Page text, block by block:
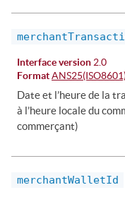
Interface version 2.0
Format
Date et l’heure de la
à l’heure locale du
commerçant)
merchantWalletId